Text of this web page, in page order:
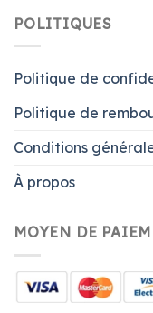
POLITIQUES
Politique de
Politique de
Conditions
À propos
MOYEN DE